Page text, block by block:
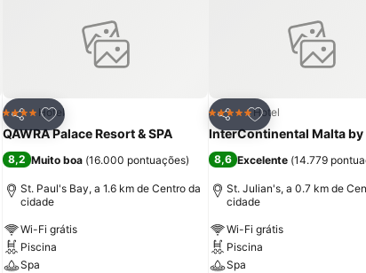
Partilhar
Adicionar aos favoritos
4 EstrelasHotel
QAWRA Palace Resort & SPA
8,2 Muito boa (16.000 pontuações)
St. Paul's Bay, a 1.6 km de Centro da
cidade
Wi-Fi grátis
Piscina
Spa
Partilhar
Adicionar aos
5 EstrelasHotel
InterContinental Malta by
8,6 Excelente (14.779
St. Julian's, a 0.7 km de
cidade
Wi-Fi grátis
Piscina
Spa